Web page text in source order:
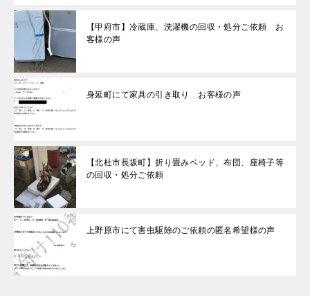
【甲府市】冷蔵庫、洗濯機の回収・処分ご依頼 お
客様の声
身延町にて家具の引き取り お客様の声
【北杜市長坂町】折り畳みベッド、布団、座椅子等
の回収・処分ご依頼
上野原市にて害虫駆除のご依頼の匿名希望様の声